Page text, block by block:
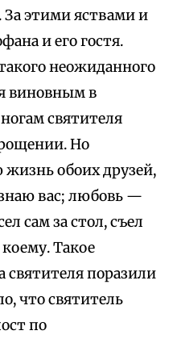
За этими яствами и
и его гостя.
неожиданного
виновным в
святителя
Но
жизнь обоих друзей,
вас; любовь —
сам за стол, съел
Такое
святителя поразили
что святитель
по